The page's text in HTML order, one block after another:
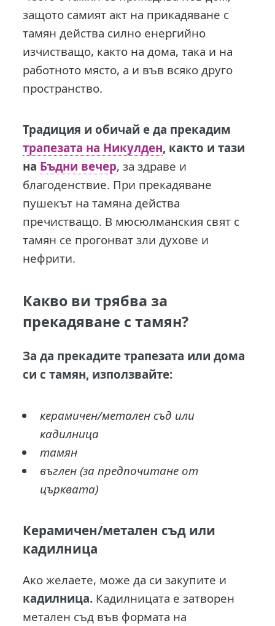
защото самият акт на прикадяване с
тамян действа силно енергийно
изчистващо, както на дома, така и на
работното място, а и във всяко друго
пространство.
Традиция и обичай е да прекадим
трапезата на Никулден, както и тази
на Бъдни вечер, за здраве и
благоденствие. При прекадяване
пушекът на тамяна действа
пречистващо. В мюсюлманския свят с
тамян се прогонват зли духове и
нефрити.
Какво ви трябва за
прекадяване с тамян?
За да прекадите трапезата или дома
си с тамян, използвайте:
керамичен/метален съд или
кадилница
тамян
въглен (за предпочитане от
църквата)
Керамичен/метален съд или
кадилница
Ако желаете, може да си закупите и
кадилница. Кадилницата е затворен
метален съд във формата на